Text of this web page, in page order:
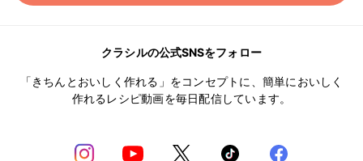
クラシルの公式SNSをフォロー
「きちんとおいしく作れる」をコンセプトに、簡単においしく
作れるレシピ動画を毎日配信しています。